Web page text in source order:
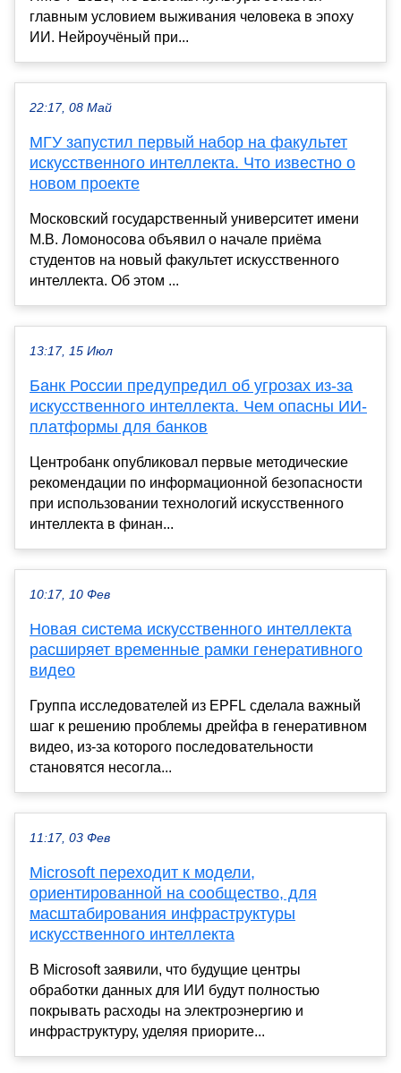
главным условием выживания человека в эпоху
ИИ. Нейроучёный при...
22:17, 08 Май
МГУ запустил первый набор на факультет
искусственного интеллекта. Что известно о
новом проекте
Московский государственный университет имени
М.В. Ломоносова объявил о начале приёма
студентов на новый факультет искусственного
интеллекта. Об этом ...
13:17, 15 Июл
Банк России предупредил об угрозах из-за
искусственного интеллекта. Чем опасны ИИ-
платформы для банков
Центробанк опубликовал первые методические
рекомендации по информационной безопасности
при использовании технологий искусственного
интеллекта в финан...
10:17, 10 Фев
Новая система искусственного интеллекта
расширяет временные рамки генеративного
видео
Группа исследователей из EPFL сделала важный
шаг к решению проблемы дрейфа в генеративном
видео, из-за которого последовательности
становятся несогла...
11:17, 03 Фев
Microsoft переходит к модели,
ориентированной на сообщество, для
масштабирования инфраструктуры
искусственного интеллекта
В Microsoft заявили, что будущие центры
обработки данных для ИИ будут полностью
покрывать расходы на электроэнергию и
инфраструктуру, уделяя приорите...